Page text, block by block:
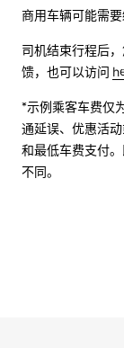
商用车辆可能需
司机结束行程后
馈，也可以访问
*示例乘客车费仅
通延误、优惠活
和最低车费支付
不同。